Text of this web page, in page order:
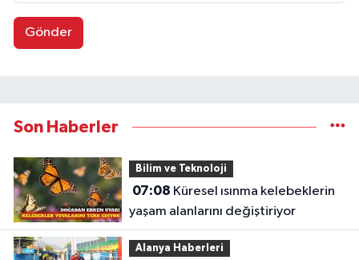
Gönder
Son Haberler
Bilim ve Teknoloji
07:08
yaşam alanlarını değiştiriyor
Alanya Haberleri